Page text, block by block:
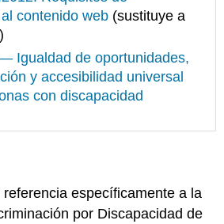
contenido web (sustituye a
Igualdad de oportunidades,
y accesibilidad universal
con discapacidad
específicamente a la
por Discapacidad de